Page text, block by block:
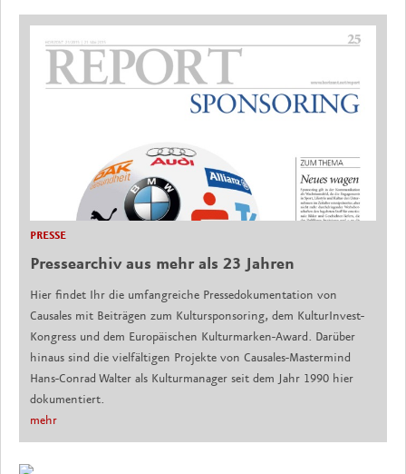
PRESSE
Pressearchiv aus mehr als 23 Jahren
Hier findet Ihr die umfangreiche Pressedokumentation von
Causales mit Beiträgen zum Kultursponsoring, dem KulturInvest-
Kongress und dem Europäischen Kulturmarken-Award. Darüber
hinaus sind die vielfältigen Projekte von Causales-Mastermind
Hans-Conrad Walter als Kulturmanager seit dem Jahr 1990 hier
dokumentiert.
mehr